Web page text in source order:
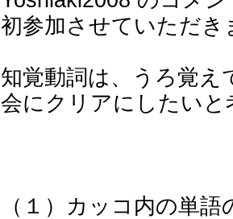
初参加させていただき
知覚動詞は、うろ覚え
会にクリアにしたいと
（１）カッコ内の単